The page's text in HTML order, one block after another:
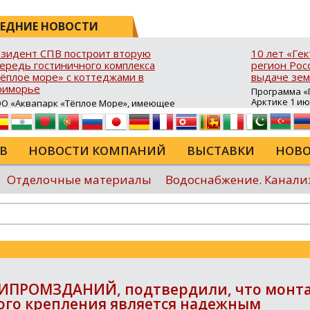
НОВОСТИ
СПВ построит вторую
гостиничного комплекса
море» с коттеджами в
«Аквапарк «Тёплое Море», имеющее
резидента свободного порта
(СПВ), продолжает развитие
инфраструктуры в Хасанском
Приморского края. В посёлке
на юго‑восточном побережье
Брюса стартовало
второй очереди гостиничного
«Тёплое море». В рамках проекта
процедура свободной таможенной
(СТЗ), позволяющая ...
10 лет
регион
выдаче
Программа
Арктике 1
10 лет в ДФО
время она
для
сельского
программы
России...
НОВОСТИ КОМПАНИЙ ВЫСТАВКИ
Отделочные материалы Водоснабжение.
Еще
подтвердили, что
крепления является надежным